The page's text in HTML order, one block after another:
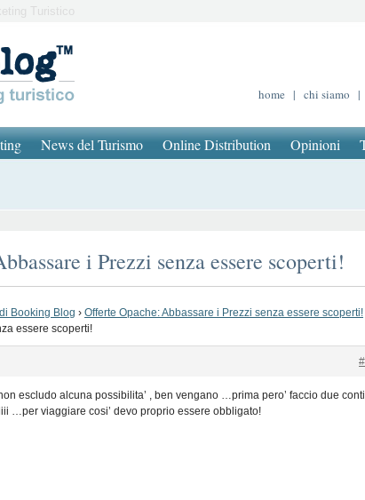
Turistico
home | chi siamo |
News del Turismo Online Distribution Opinioni
i Prezzi senza essere scoperti!
Booking Blog › Offerte Opache: Abbassare i Prezzi senza essere scoperti!
essere scoperti!
escludo alcuna possibilita’ , ben vengano …prima pero’ faccio due
…per viaggiare cosi’ devo proprio essere obbligato!